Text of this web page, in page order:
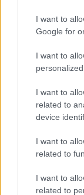
I want to
Google for
I want to
I want to
related to
device
I want to
related to
I want to
related to
akkor
amely
viszont olyan
egyszerűbb
átlagos laptop
Például a
különböző
futtatására.
Analytics